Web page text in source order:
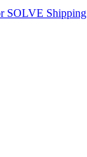
SOLVE Shipping